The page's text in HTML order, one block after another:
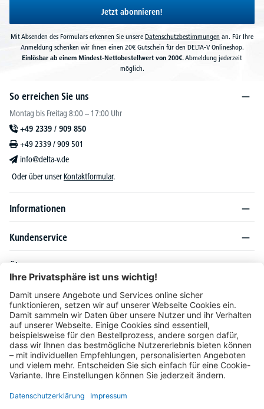
Jetzt abonnieren!
Mit Absenden des Formulars erkennen Sie unsere Datenschutzbestimmungen an. Für Ihre
Anmeldung schenken wir Ihnen einen 20€ Gutschein für den DELTA-V Onlineshop.
Einlösbar ab einem Mindest-Nettobestellwert von 200€.Abmeldung jederzeit
möglich.
So erreichen Sie uns
Montag bis Freitag 8:00 – 17:00 Uhr
+49 2339 / 909 850
+49 2339 / 909 501
info@delta-v.de
Oder über unser Kontaktformular.
Informationen
Kundenservice
Über DELTA-V
Produktsortiment
Ratgeber
Folgen Sie uns auch auf
Unser Angebot richtet sich ausschließlich an Industrie, Handel, Gewerbe und